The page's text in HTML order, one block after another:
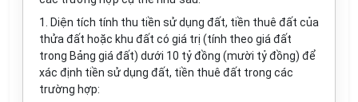
1. Diện tích tính thu tiền sử dụng đất, tiền thuê đất của
thửa đất hoặc khu đất có giá trị (tính theo giá đất
trong Bảng giá đất) dưới 10 tỷ đồng (mười tỷ đồng) để
xác định tiền sử dụng đất, tiền thuê đất trong các
trường hợp: